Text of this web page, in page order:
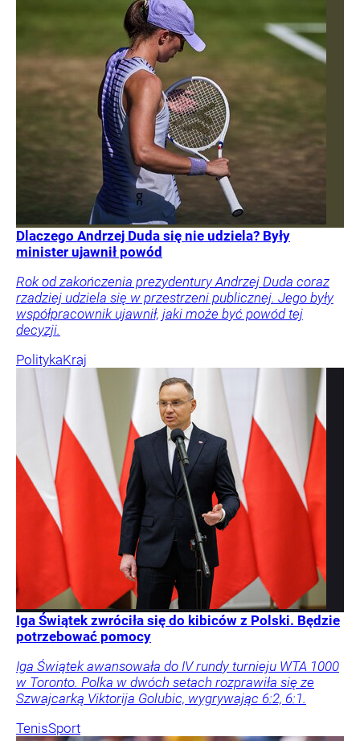
Dlaczego Andrzej Duda się nie udziela? Były
minister ujawnił powód
Rok od zakończenia prezydentury Andrzej Duda coraz
rzadziej udziela się w przestrzeni publicznej. Jego były
współpracownik ujawnił, jaki może być powód tej
decyzji.
PolitykaKraj
Iga Świątek zwróciła się do kibiców z Polski. Będzie
potrzebować pomocy
Iga Świątek awansowała do IV rundy turnieju WTA 1000
w Toronto. Polka w dwóch setach rozprawiła się ze
Szwajcarką Viktorija Golubic, wygrywając 6:2, 6:1.
TenisSport